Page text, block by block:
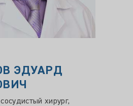
ЭДУАРД
хирург,